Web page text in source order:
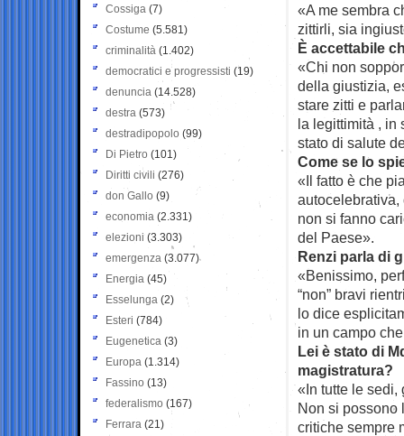
«A me sembra
zittirli, sia
È accettabile
«Chi non
della giustizia,
stare zitti e
la legittimità , in
stato di salute
Come se lo
«Il fatto è che
non si fanno
del Paese».
Renzi parla di
«Benissimo,
“non” bravi
lo dice
in un campo
Lei è stato di
magistratura?
«In tutte le sedi,
Non si possono
critiche sempre
Cossiga (7)
Costume (5.581)
criminalità (1.402)
democratici e progressisti (19)
denuncia (14.528)
destra (573)
destradipopolo (99)
Di Pietro (101)
Diritti civili (276)
don Gallo (9)
economia (2.331)
elezioni (3.303)
emergenza (3.077)
Energia (45)
Esselunga (2)
Esteri (784)
Eugenetica (3)
Europa (1.314)
Fassino (13)
federalismo (167)
Ferrara (21)